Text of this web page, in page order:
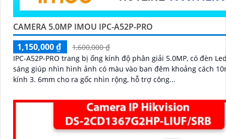
CAMERA 5.0MP IMOU IPC-A52P-PRO
1,150,000 ₫
1,600,000 ₫
IPC-A52P-PRO trang bị ống kính độ phân giải 5.0MP, có đèn
sáng giúp nhìn hình ảnh có màu vào ban đêm khoảng cách
kính 3. 6mm cho ra gốc nhìn rộng, hỗ trợ công...